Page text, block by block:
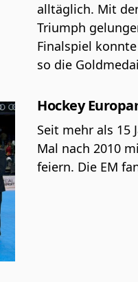
alltäglich. Mit
Triumph
Finalspiel
so die
Hockey
Seit mehr als 15
Mal nach 2010
feiern. Die EM